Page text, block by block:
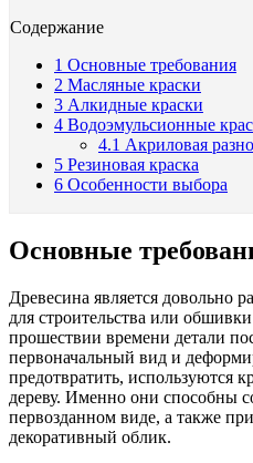
Содержание
1 Основные требования
2 Масляные краски
3 Алкидные краски
4 Водоэмульсионные
4.1 Акриловая
5 Резиновая краска
6 Особенности выбора
Основные
Древесина является довольно
для строительства или
прошествии времени детали
первоначальный вид и
предотвратить, используются
дереву. Именно они способны
первозданном виде, а также
декоративный облик.